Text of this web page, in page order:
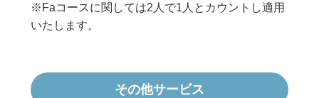
※Faコースに関しては2人で1人とカウントし適用
いたします。
その他サービス